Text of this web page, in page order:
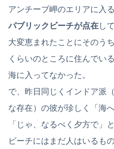
アンチーブ岬のエリアに入
パブリックビーチが点在し
大変恵まれたことにそのう
くらいのところに住んでい
海に入ってなかった。
で、昨日同じくインドア派
な存在）の彼が珍しく「海
「じゃ、なるべく夕方で」
ビーチにはまだ人はいるも